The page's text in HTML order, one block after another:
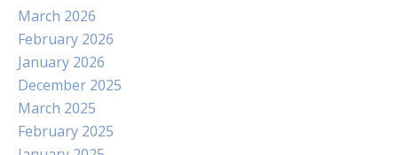
March 2026
February 2026
January 2026
December 2025
March 2025
February 2025